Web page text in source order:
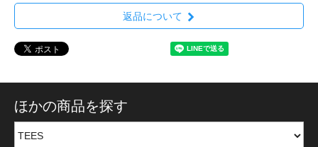
返品について
ほかの商品を探す